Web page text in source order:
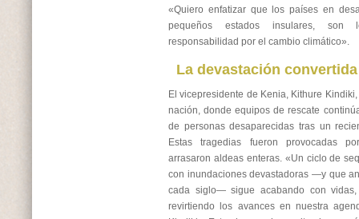
«Quiero enfatizar que los países en
pequeños estados insulares,
responsabilidad por el cambio climático».
La devastación
El vicepresidente de Kenia, Kithure
nación, donde equipos de rescate
de personas desaparecidas tras un
Estas tragedias fueron provocadas
arrasaron aldeas enteras. «Un ciclo de
con inundaciones devastadoras —y que
cada siglo— sigue acabando con
revirtiendo los avances en nuestra